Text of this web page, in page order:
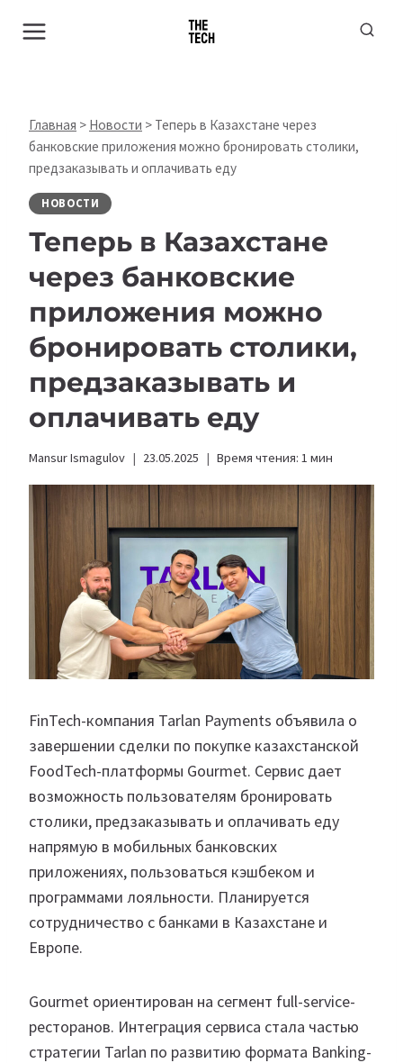
Главная > Новости > Теперь в Казахстане через
банковские приложения можно бронировать столики,
предзаказывать и оплачивать еду
НОВОСТИ
Теперь в Казахстане
через банковские
приложения можно
бронировать столики,
предзаказывать и
оплачивать еду
Mansur Ismagulov 23.05.2025 Время чтения: 1 мин
FinTech-компания Tarlan Payments объявила о
завершении сделки по покупке казахстанской
FoodTech-платформы Gourmet. Сервис дает
возможность пользователям бронировать
столики, предзаказывать и оплачивать еду
напрямую в мобильных банковских
приложениях, пользоваться кэшбеком и
программами лояльности. Планируется
сотрудничество с банками в Казахстане и
Европе.
Gourmet ориентирован на сегмент full-service-
ресторанов. Интеграция сервиса стала частью
стратегии Tarlan по развитию формата Banking-